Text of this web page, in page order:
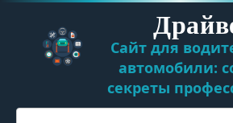
Перейти
контенту
Сайт для
автомобили:
секреты
Поиск: